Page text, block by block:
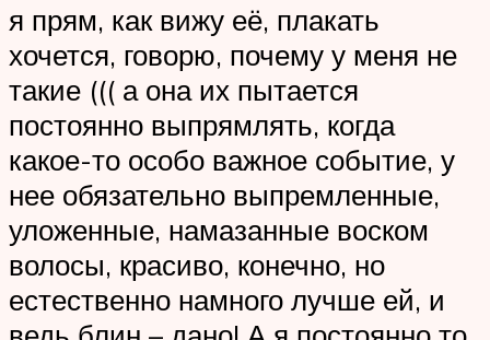
я прям, как вижу её, плакать
хочется, говорю, почему у меня не
такие ((( а она их пытается
постоянно выпрямлять, когда
какое-то особо важное событие, у
нее обязательно выпремленные,
уложенные, намазанные воском
волосы, красиво, конечно, но
естественно намного лучше ей, и